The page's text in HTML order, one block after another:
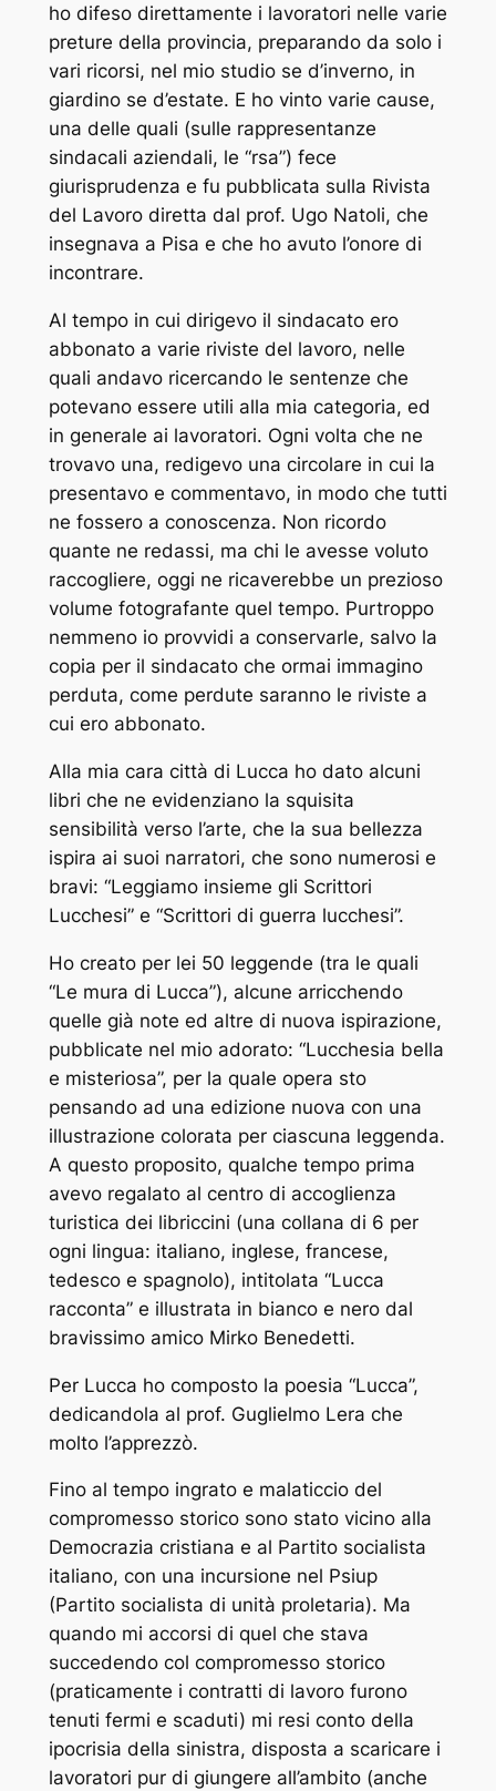
ho difeso direttamente i lavoratori nelle varie
preture della provincia, preparando da solo i
vari ricorsi, nel mio studio se d’inverno, in
giardino se d’estate. E ho vinto varie cause,
una delle quali (sulle rappresentanze
sindacali aziendali, le “rsa”) fece
giurisprudenza e fu pubblicata sulla Rivista
del Lavoro diretta dal prof. Ugo Natoli, che
insegnava a Pisa e che ho avuto l’onore di
incontrare.
Al tempo in cui dirigevo il sindacato ero
abbonato a varie riviste del lavoro, nelle
quali andavo ricercando le sentenze che
potevano essere utili alla mia categoria, ed
in generale ai lavoratori. Ogni volta che ne
trovavo una, redigevo una circolare in cui la
presentavo e commentavo, in modo che tutti
ne fossero a conoscenza. Non ricordo
quante ne redassi, ma chi le avesse voluto
raccogliere, oggi ne ricaverebbe un prezioso
volume fotografante quel tempo. Purtroppo
nemmeno io provvidi a conservarle, salvo la
copia per il sindacato che ormai immagino
perduta, come perdute saranno le riviste a
cui ero abbonato.
Alla mia cara città di Lucca ho dato alcuni
libri che ne evidenziano la squisita
sensibilità verso l’arte, che la sua bellezza
ispira ai suoi narratori, che sono numerosi e
bravi: “Leggiamo insieme gli Scrittori
Lucchesi” e “Scrittori di guerra lucchesi”.
Ho creato per lei 50 leggende (tra le quali
“Le mura di Lucca”), alcune arricchendo
quelle già note ed altre di nuova ispirazione,
pubblicate nel mio adorato: “Lucchesia bella
e misteriosa”, per la quale opera sto
pensando ad una edizione nuova con una
illustrazione colorata per ciascuna leggenda.
A questo proposito, qualche tempo prima
avevo regalato al centro di accoglienza
turistica dei libriccini (una collana di 6 per
ogni lingua: italiano, inglese, francese,
tedesco e spagnolo), intitolata “Lucca
racconta” e illustrata in bianco e nero dal
bravissimo amico Mirko Benedetti.
Per Lucca ho composto la poesia “Lucca”,
dedicandola al prof. Guglielmo Lera che
molto l’apprezzò.
Fino al tempo ingrato e malaticcio del
compromesso storico sono stato vicino alla
Democrazia cristiana e al Partito socialista
italiano, con una incursione nel Psiup
(Partito socialista di unità proletaria). Ma
quando mi accorsi di quel che stava
succedendo col compromesso storico
(praticamente i contratti di lavoro furono
tenuti fermi e scaduti) mi resi conto della
ipocrisia della sinistra, disposta a scaricare i
lavoratori pur di giungere all’ambito (anche